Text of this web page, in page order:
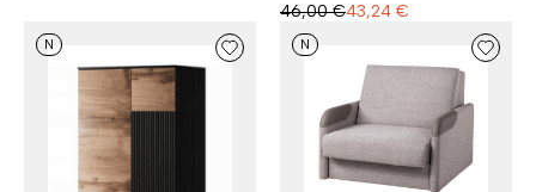
46,00 €43,24 €
N N